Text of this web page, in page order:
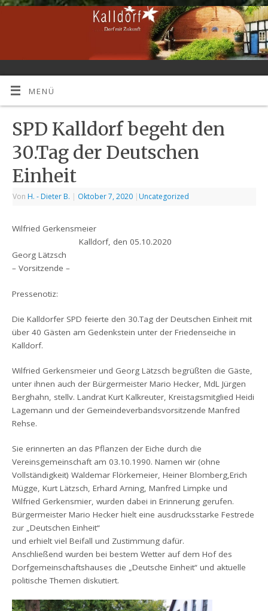
MENÜ
SPD Kalldorf begeht den
30.Tag der Deutschen
Einheit
Von H. - Dieter B. | Oktober 7, 2020 | Uncategorized
Wilfried Gerkensmeier
Kalldorf, den 05.10.2020
Georg Lätzsch
– Vorsitzende –
Pressenotiz:
Die Kalldorfer SPD feierte den 30.Tag der Deutschen Einheit mit
über 40 Gästen am Gedenkstein unter der Friedenseiche in
Kalldorf.
Wilfried Gerkensmeier und Georg Lätzsch begrüßten die Gäste,
unter ihnen auch der Bürgermeister Mario Hecker, MdL Jürgen
Berghahn, stellv. Landrat Kurt Kalkreuter, Kreistagsmitglied Heidi
Lagemann und der Gemeindeverbandsvorsitzende Manfred
Rehse.
Sie erinnerten an das Pflanzen der Eiche durch die
Vereinsgemeinschaft am 03.10.1990. Namen wir (ohne
Vollständigkeit) Waldemar Flörkemeier, Heiner Blomberg,Erich
Mügge, Kurt Lätzsch, Erhard Arning, Manfred Limpke und
Wilfried Gerkensmier, wurden dabei in Erinnerung gerufen.
Bürgermeister Mario Hecker hielt eine ausdrucksstarke Festrede
zur „Deutschen Einheit“
und erhielt viel Beifall und Zustimmung dafür.
Anschließend wurden bei bestem Wetter auf dem Hof des
Dorfgemeinschaftshauses die „Deutsche Einheit“ und aktuelle
politische Themen diskutiert.